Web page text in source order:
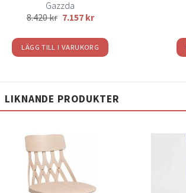
Gazzda
8.420kr 7.157 kr
LÄGG TILL I VARUKORG
LIKNANDE PRODUKTER
önskelistan